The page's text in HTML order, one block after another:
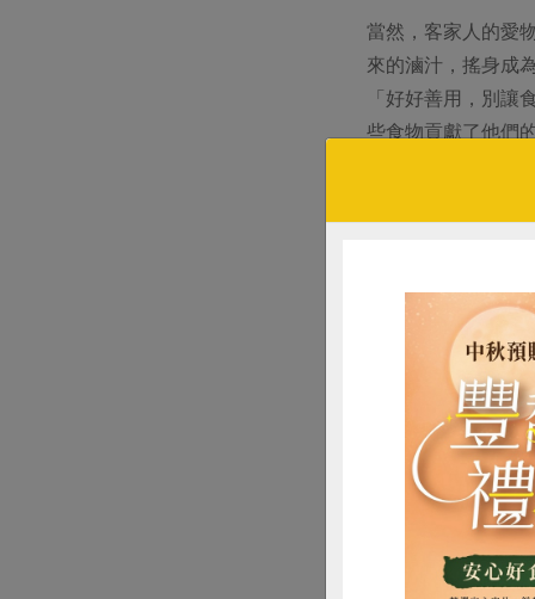
當然，客家人的愛
來的滷汁，搖身成
「好好善用，別
些食物貢獻了他們
達人簡介
台灣第一位受邀
睡的天空之城〉
圍，並榮獲「最